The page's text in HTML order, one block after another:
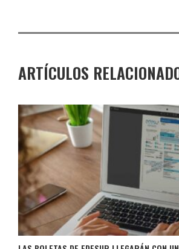
ARTÍCULOS